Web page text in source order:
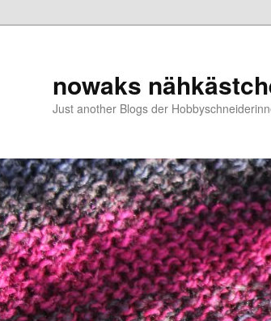
nowaks
Just another Blogs der